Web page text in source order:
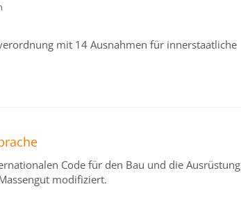
mit 14 Ausnahmen für innerstaatliche
Code für den Bau und die Ausrüstung
modifiziert.